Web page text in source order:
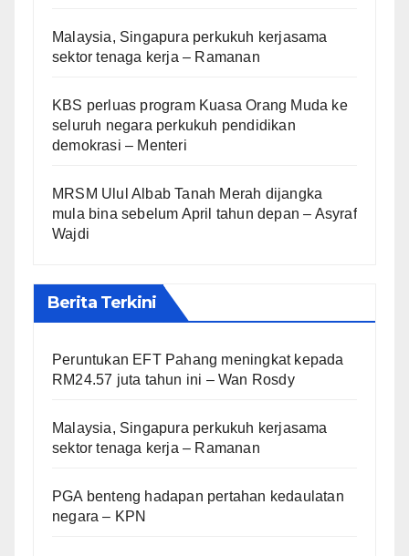
Malaysia, Singapura perkukuh kerjasama
sektor tenaga kerja – Ramanan
KBS perluas program Kuasa Orang Muda ke
seluruh negara perkukuh pendidikan
demokrasi – Menteri
MRSM Ulul Albab Tanah Merah dijangka
mula bina sebelum April tahun depan – Asyraf
Wajdi
Berita Terkini
Peruntukan EFT Pahang meningkat kepada
RM24.57 juta tahun ini – Wan Rosdy
Malaysia, Singapura perkukuh kerjasama
sektor tenaga kerja – Ramanan
PGA benteng hadapan pertahan kedaulatan
negara – KPN